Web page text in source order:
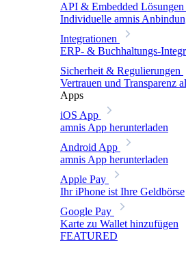
API & Embedded Lösungen
Individuelle amnis
Integrationen
ERP- & Buchhaltungs-
Sicherheit & Regulierungen
Vertrauen und Transparenz
Apps
iOS App
amnis App herunterladen
Android App
amnis App herunterladen
Apple Pay
Ihr iPhone ist Ihre Geldbörse
Google Pay
Karte zu Wallet hinzufügen
FEATURED